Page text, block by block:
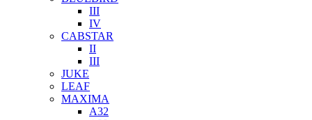
III
IV
CABSTAR
II
III
JUKE
LEAF
MAXIMA
A32